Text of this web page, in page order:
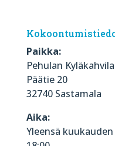
Paikka:
Pehulan Kyläkahvila
Päätie 20
32740 Sastamala
Aika:
Yleensä